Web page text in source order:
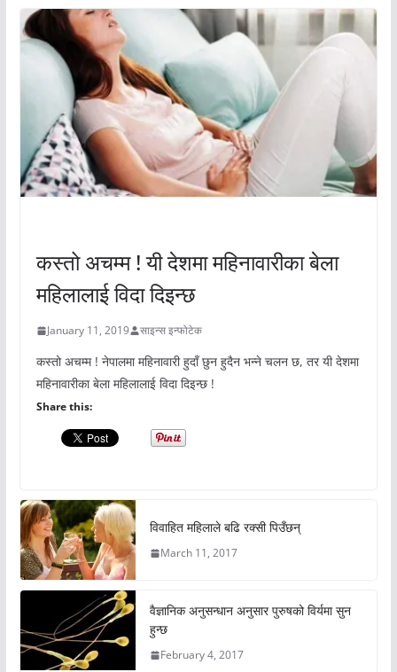
कस्तो अचम्म ! यी देशमा महिनावारीका बेला
महिलालाई विदा दिइन्छ
January 11, 2019 साइन्स इन्फोटेक
कस्तो अचम्म ! नेपालमा महिनावारी हुदाँ छुन हुदैन भन्ने चलन छ, तर यी देशमा
महिनावारीका बेला महिलालाई विदा दिइन्छ !
Share this:
विवाहित महिलाले बढि रक्सी पिउँछन्
March 11, 2017
वैज्ञानिक अनुसन्धान अनुसार पुरुषको विर्यमा सुन
हुन्छ
February 4, 2017